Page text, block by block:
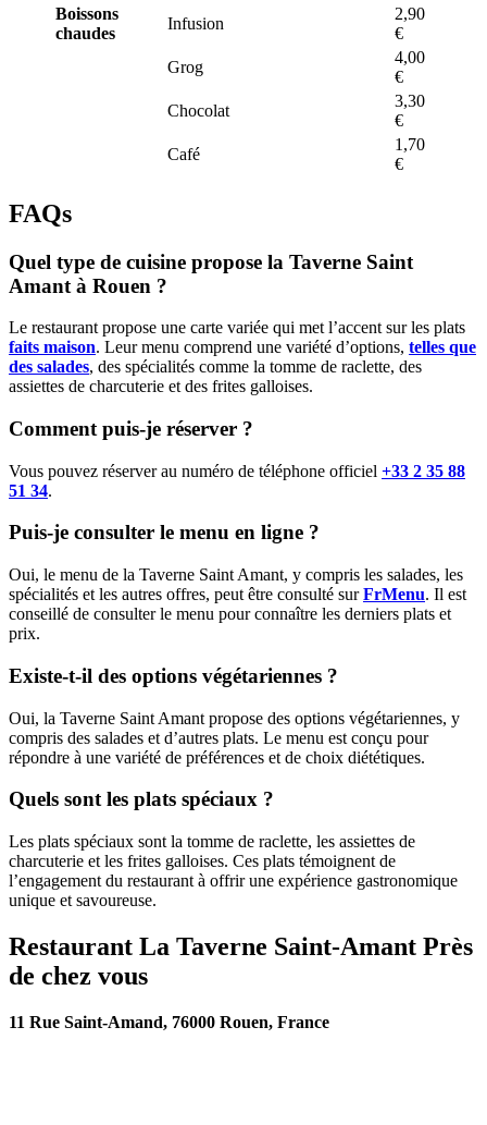
Boissons
chaudes
Infusion
2,90
€
Grog
4,00
€
Chocolat
3,30
€
Café
1,70
€
FAQs
Quel type de cuisine propose la Taverne Saint
Amant à Rouen ?
Le restaurant propose une carte variée qui met l’accent sur les plats
faits maison. Leur menu comprend une variété d’options, telles que
des salades, des spécialités comme la tomme de raclette, des
assiettes de charcuterie et des frites galloises.
Comment puis-je réserver ?
Vous pouvez réserver au numéro de téléphone officiel +33 2 35 88
51 34.
Puis-je consulter le menu en ligne ?
Oui, le menu de la Taverne Saint Amant, y compris les salades, les
spécialités et les autres offres, peut être consulté surFrMenu. Il est
conseillé de consulter le menu pour connaître les derniers plats et
prix.
Existe-t-il des options végétariennes ?
Oui, la Taverne Saint Amant propose des options végétariennes, y
compris des salades et d’autres plats. Le menu est conçu pour
répondre à une variété de préférences et de choix diététiques.
Quels sont les plats spéciaux ?
Les plats spéciaux sont la tomme de raclette, les assiettes de
charcuterie et les frites galloises. Ces plats témoignent de
l’engagement du restaurant à offrir une expérience gastronomique
unique et savoureuse.
Restaurant La Taverne Saint-Amant Près
de chez vous
11 Rue Saint-Amand, 76000 Rouen, France